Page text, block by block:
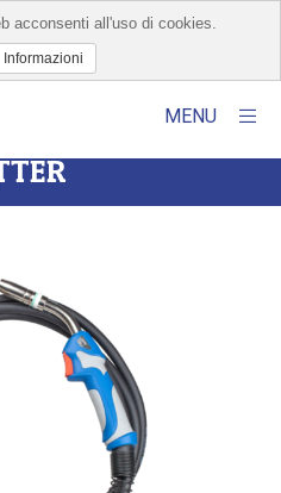
MENU
×
- AUTOGEN
acconsenti all'uso di cookies.
Informazioni